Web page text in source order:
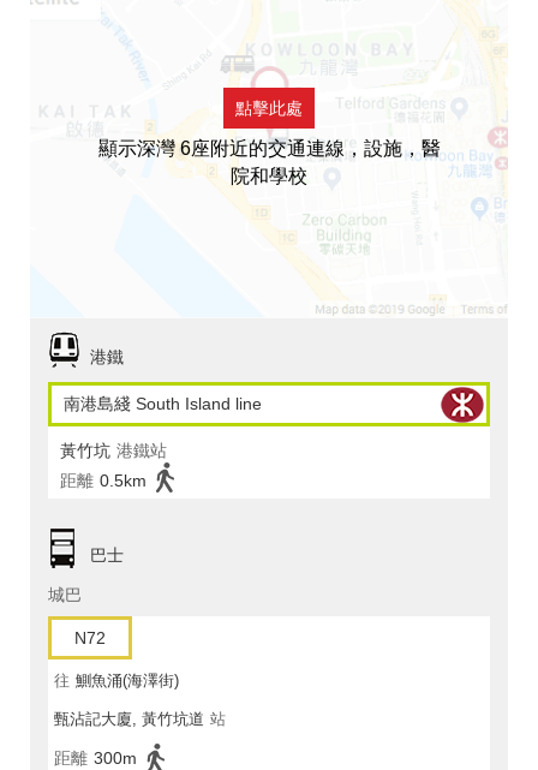
點擊此處
顯示深灣 6座附近的交通連線，設施，醫
院和學校
港鐵
南港島綫 South Island line
黃竹坑 港鐵站
距離 0.5km
巴士
城巴
N72
往 鰂魚涌(海澤街)
甄沾記大廈, 黃竹坑道 站
距離 300m